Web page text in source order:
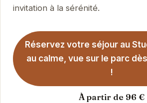
invitation à la sérénité.
Réservez votre séjour au
au calme, vue sur le parc
!
À partir de 96 €